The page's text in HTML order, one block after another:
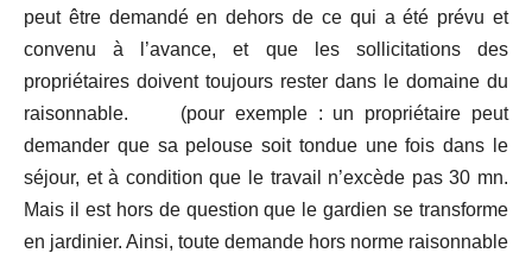
peut être demandé en dehors de ce qui a été prévu et
convenu à l’avance, et que les sollicitations des
propriétaires doivent toujours rester dans le domaine du
raisonnable. (pour exemple : un propriétaire peut
demander que sa pelouse soit tondue une fois dans le
séjour, et à condition que le travail n’excède pas 30 mn.
Mais il est hors de question que le gardien se transforme
en jardinier. Ainsi, toute demande hors norme raisonnable